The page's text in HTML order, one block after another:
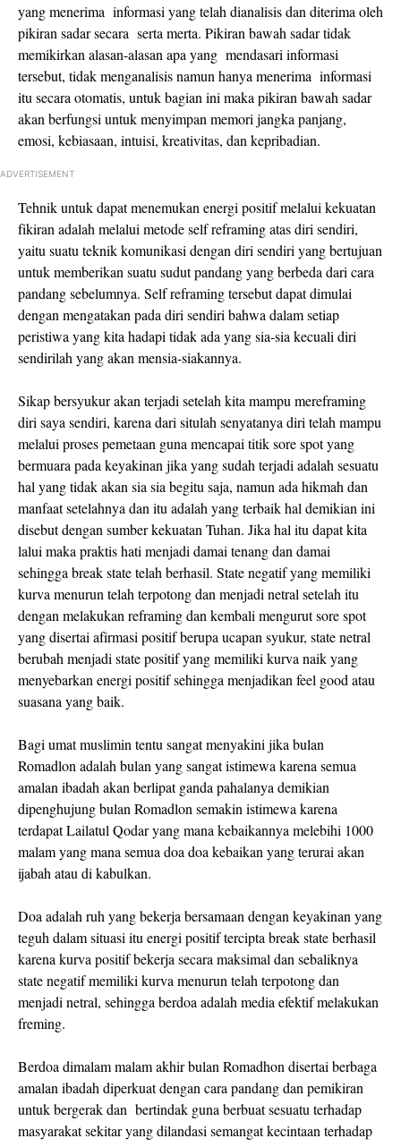
yang menerima informasi yang telah dianalisis dan diterima oleh
pikiran sadar secara serta merta. Pikiran bawah sadar tidak
memikirkan alasan-alasan apa yang mendasari informasi
tersebut, tidak menganalisis namun hanya menerima informasi
itu secara otomatis, untuk bagian ini maka pikiran bawah sadar
akan berfungsi untuk menyimpan memori jangka panjang,
emosi, kebiasaan, intuisi, kreativitas, dan kepribadian.
ADVERTISEMENT
Tehnik untuk dapat menemukan energi positif melalui kekuatan
fikiran adalah melalui metode self reframing atas diri sendiri,
yaitu suatu teknik komunikasi dengan diri sendiri yang bertujuan
untuk memberikan suatu sudut pandang yang berbeda dari cara
pandang sebelumnya. Self reframing tersebut dapat dimulai
dengan mengatakan pada diri sendiri bahwa dalam setiap
peristiwa yang kita hadapi tidak ada yang sia-sia kecuali diri
sendirilah yang akan mensia-siakannya.
Sikap bersyukur akan terjadi setelah kita mampu mereframing
diri saya sendiri, karena dari situlah senyatanya diri telah mampu
melalui proses pemetaan guna mencapai titik sore spot yang
bermuara pada keyakinan jika yang sudah terjadi adalah sesuatu
hal yang tidak akan sia sia begitu saja, namun ada hikmah dan
manfaat setelahnya dan itu adalah yang terbaik hal demikian ini
disebut dengan sumber kekuatan Tuhan. Jika hal itu dapat kita
lalui maka praktis hati menjadi damai tenang dan damai
sehingga break state telah berhasil. State negatif yang memiliki
kurva menurun telah terpotong dan menjadi netral setelah itu
dengan melakukan reframing dan kembali mengurut sore spot
yang disertai afirmasi positif berupa ucapan syukur, state netral
berubah menjadi state positif yang memiliki kurva naik yang
menyebarkan energi positif sehingga menjadikan feel good atau
suasana yang baik.
Bagi umat muslimin tentu sangat menyakini jika bulan
Romadlon adalah bulan yang sangat istimewa karena semua
amalan ibadah akan berlipat ganda pahalanya demikian
dipenghujung bulan Romadlon semakin istimewa karena
terdapat Lailatul Qodar yang mana kebaikannya melebihi 1000
malam yang mana semua doa doa kebaikan yang terurai akan
ijabah atau di kabulkan.
Doa adalah ruh yang bekerja bersamaan dengan keyakinan yang
teguh dalam situasi itu energi positif tercipta break state berhasil
karena kurva positif bekerja secara maksimal dan sebaliknya
state negatif memiliki kurva menurun telah terpotong dan
menjadi netral, sehingga berdoa adalah media efektif melakukan
freming.
Berdoa dimalam malam akhir bulan Romadhon disertai berbaga
amalan ibadah diperkuat dengan cara pandang dan pemikiran
untuk bergerak dan bertindak guna berbuat sesuatu terhadap
masyarakat sekitar yang dilandasi semangat kecintaan terhadap